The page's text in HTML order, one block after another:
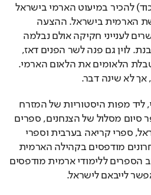
חסון (קדימה) ויריב לוין (ליכוד) להכיר במיעוט הארמי בישראל
כלאום ולהקים מרכז למורשת הארמית בישראל. ההצעה
הובאה להצבעה בוועדת השרים לענייני חקיקה אולם נבלמה
בידי שרת התרבות לימור לבנת. לוין גם פנה לשר הפנים דאז,
אלי ישי, בבקשה להוסיף לטבלת הלאומים את הלאום הארמי.
לא שינה דבר.
בספרייה הביתית של שאדי, ליד מפות היסטוריות של המזרח
הקדום, נחים זה לצד זה ספר סיום מסלול של הצנחנים, ספרים
בעברית על תולדות עם ישראל, ספרי קריאה בערבית וספרי
לימוד לשפה הארמית. האחרונים מודפסים בקהילה הארמית
בשבדיה ונשלחים לארץ. רוב הספרים ללימודי ארמית מודפסים
לייבאם לישראל.